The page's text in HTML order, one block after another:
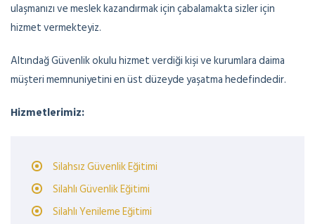
ulaşmanızı ve meslek kazandırmak için çabalamakta sizler için
hizmet vermekteyiz.
Altındağ Güvenlik okulu hizmet verdiği kişi ve kurumlara daima
müşteri memnuniyetini en üst düzeyde yaşatma hedefindedir.
Hizmetlerimiz:
Silahsız Güvenlik Eğitimi
Silahlı Güvenlik Eğitimi
Silahlı Yenileme Eğitimi